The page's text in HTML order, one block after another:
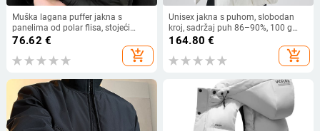
Muška lagana puffer jakna s
panelima od polar flisa, stojeći
ovratnik, slobodan kroj, jednobojna,
76.62 €
add_shopping_cart
Unisex jakna s puhom, slobodan
kroj, sadržaj puh 86–90%, 100 g
punila, otporno protiv vjetra i
hladnoće, srednja duljina 65–80
cm, prednji zatvarač, ovratnik u stilu
164.80 €
add_shopping_cart